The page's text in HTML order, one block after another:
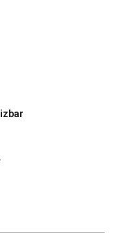
Brake)